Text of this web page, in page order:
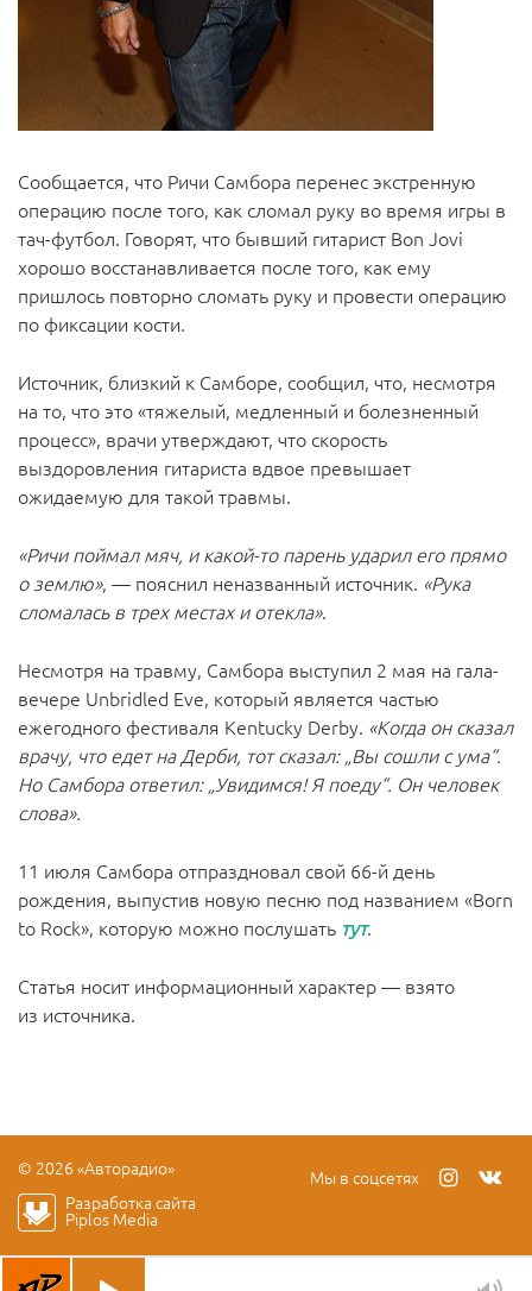
Сообщается, что Ричи Самбора перенес экстренную
операцию после того, как сломал руку во время игры в
тач-футбол. Говорят, что бывший гитарист Bon Jovi
хорошо восстанавливается после того, как ему
пришлось повторно сломать руку и провести операцию
по фиксации кости.
Источник, близкий к Самборе, сообщил, что, несмотря
на то, что это «тяжелый, медленный и болезненный
процесс», врачи утверждают, что скорость
выздоровления гитариста вдвое превышает
ожидаемую для такой травмы.
«Ричи поймал мяч, и какой-то парень ударил его прямо
о землю», — пояснил неназванный источник. «Рука
сломалась в трех местах и отекла».
Несмотря на травму, Самбора выступил 2 мая на гала-
вечере Unbridled Eve, который является частью
ежегодного фестиваля Kentucky Derby. «Когда он сказал
врачу, что едет на Дерби, тот сказал: „Вы сошли с ума“.
Но Самбора ответил: „Увидимся! Я поеду“. Он человек
слова».
11 июля Самбора отпраздновал свой 66-й день
рождения, выпустив новую песню под названием «Born
to Rock», которую можно послушать тут.
Cтатья носит информационный характер — взято
из источника.
© 2026 «Авторадио»
Мы в соцсетях
Разработка сайта
Piplos Media